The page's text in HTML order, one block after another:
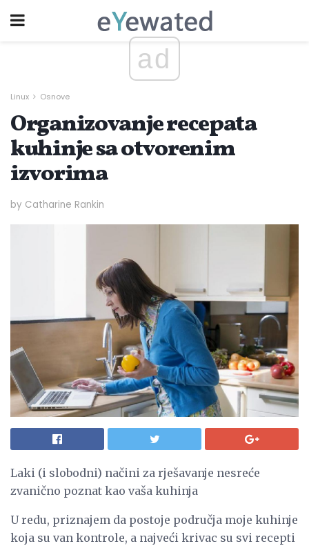
ad
Linux Osnove
Organizovanje recepata
kuhinje sa otvorenim
izvorima
by Catharine Rankin
Laki (i slobodni) načini za rješavanje nesreće
zvanično poznat kao vaša kuhinja
U redu, priznajem da postoje područja moje kuhinje
koja su van kontrole, a najveći krivac su svi recepti